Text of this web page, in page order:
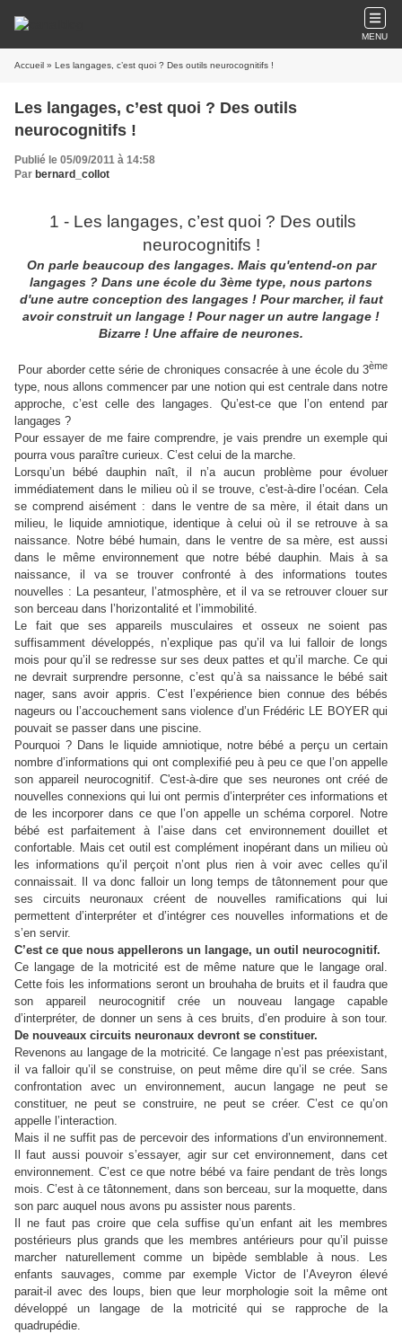
MENU
Accueil » Les langages, c’est quoi ? Des outils neurocognitifs !
Les langages, c’est quoi ? Des outils
neurocognitifs !
Publié le 05/09/2011 à 14:58
Par bernard_collot
1 - Les langages, c’est quoi ? Des outils
neurocognitifs !
On parle beaucoup des langages. Mais qu'entend-on par
langages ? Dans une école du 3ème type, nous partons
d'une autre conception des langages ! Pour marcher, il faut
avoir construit un langage ! Pour nager un autre langage !
Bizarre ! Une affaire de neurones.
Pour aborder cette série de chroniques consacrée à une école du 3ème
type, nous allons commencer par une notion qui est centrale dans notre
approche, c’est celle des langages. Qu’est-ce que l’on entend par
langages ?
Pour essayer de me faire comprendre, je vais prendre un exemple qui
pourra vous paraître curieux. C’est celui de la marche.
Lorsqu’un bébé dauphin naît, il n’a aucun problème pour évoluer
immédiatement dans le milieu où il se trouve, c'est-à-dire l’océan. Cela
se comprend aisément : dans le ventre de sa mère, il était dans un
milieu, le liquide amniotique, identique à celui où il se retrouve à sa
naissance. Notre bébé humain, dans le ventre de sa mère, est aussi
dans le même environnement que notre bébé dauphin. Mais à sa
naissance, il va se trouver confronté à des informations toutes
nouvelles : La pesanteur, l’atmosphère, et il va se retrouver clouer sur
son berceau dans l’horizontalité et l’immobilité.
Le fait que ses appareils musculaires et osseux ne soient pas
suffisamment développés, n’explique pas qu’il va lui falloir de longs
mois pour qu’il se redresse sur ses deux pattes et qu’il marche. Ce qui
ne devrait surprendre personne, c’est qu’à sa naissance le bébé sait
nager, sans avoir appris. C’est l’expérience bien connue des bébés
nageurs ou l’accouchement sans violence d’un Frédéric LE BOYER qui
pouvait se passer dans une piscine.
Pourquoi ? Dans le liquide amniotique, notre bébé a perçu un certain
nombre d’informations qui ont complexifié peu à peu ce que l’on appelle
son appareil neurocognitif. C'est-à-dire que ses neurones ont créé de
nouvelles connexions qui lui ont permis d’interpréter ces informations et
de les incorporer dans ce que l’on appelle un schéma corporel. Notre
bébé est parfaitement à l’aise dans cet environnement douillet et
confortable. Mais cet outil est complément inopérant dans un milieu où
les informations qu’il perçoit n’ont plus rien à voir avec celles qu’il
connaissait. Il va donc falloir un long temps de tâtonnement pour que
ses circuits neuronaux créent de nouvelles ramifications qui lui
permettent d’interpréter et d’intégrer ces nouvelles informations et de
s’en servir.
C’est ce que nous appellerons un langage, un outil neurocognitif.
Ce langage de la motricité est de même nature que le langage oral.
Cette fois les informations seront un brouhaha de bruits et il faudra que
son appareil neurocognitif crée un nouveau langage capable
d’interpréter, de donner un sens à ces bruits, d’en produire à son tour.
De nouveaux circuits neuronaux devront se constituer.
Revenons au langage de la motricité. Ce langage n’est pas préexistant,
il va falloir qu’il se construise, on peut même dire qu’il se crée. Sans
confrontation avec un environnement, aucun langage ne peut se
constituer, ne peut se construire, ne peut se créer. C’est ce qu’on
appelle l’interaction.
Mais il ne suffit pas de percevoir des informations d’un environnement.
Il faut aussi pouvoir s’essayer, agir sur cet environnement, dans cet
environnement. C’est ce que notre bébé va faire pendant de très longs
mois. C’est à ce tâtonnement, dans son berceau, sur la moquette, dans
son parc auquel nous avons pu assister nous parents.
Il ne faut pas croire que cela suffise qu’un enfant ait les membres
postérieurs plus grands que les membres antérieurs pour qu’il puisse
marcher naturellement comme un bipède semblable à nous. Les
enfants sauvages, comme par exemple Victor de l’Aveyron élevé
parait-il avec des loups, bien que leur morphologie soit la même ont
développé un langage de la motricité qui se rapproche de la
quadrupédie.